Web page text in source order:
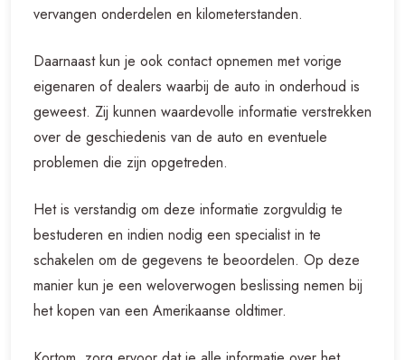
vervangen onderdelen en kilometerstanden.
Daarnaast kun je ook contact opnemen met vorige
eigenaren of dealers waarbij de auto in onderhoud is
geweest. Zij kunnen waardevolle informatie verstrekken
over de geschiedenis van de auto en eventuele
problemen die zijn opgetreden.
Het is verstandig om deze informatie zorgvuldig te
bestuderen en indien nodig een specialist in te
schakelen om de gegevens te beoordelen. Op deze
manier kun je een weloverwogen beslissing nemen bij
het kopen van een Amerikaanse oldtimer.